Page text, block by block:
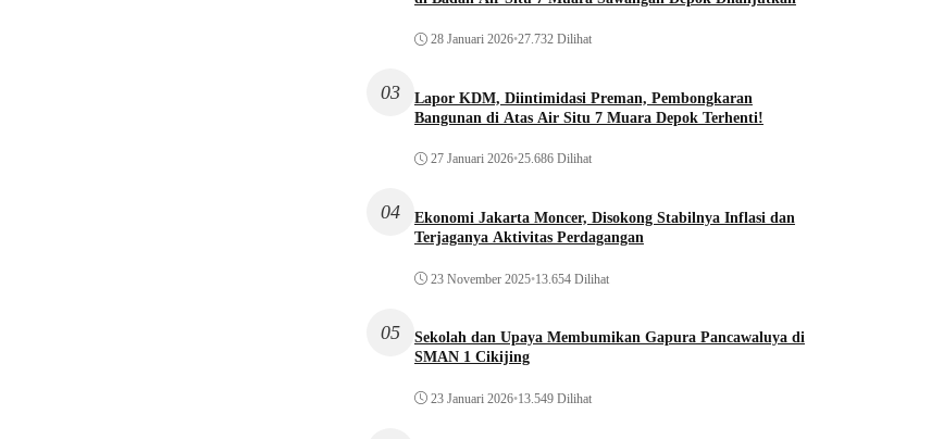
28 Januari 2026•27.732 Dilihat
03
Lapor KDM, Diintimidasi Preman, Pembongkaran
Bangunan di Atas Air Situ 7 Muara Depok Terhenti!
27 Januari 2026•25.686 Dilihat
04
Ekonomi Jakarta Moncer, Disokong Stabilnya Inflasi dan
Terjaganya Aktivitas Perdagangan
23 November 2025•13.654 Dilihat
05
Sekolah dan Upaya Membumikan Gapura Pancawaluya di
SMAN 1 Cikijing
23 Januari 2026•13.549 Dilihat